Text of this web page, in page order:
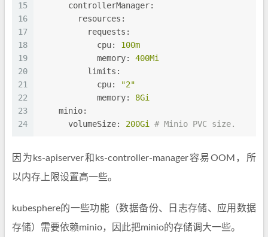
15
16
17
18
19
20
21
22
23
24
controllerManager:
resources:
requests:
cpu:
100m
memory:
400Mi
limits:
cpu:
"2"
memory:
8Gi
minio:
volumeSize:
200Gi # Minio PVC size.
因为ks-apiserver和ks-controller-manager容易OOM，所
以内存上限设置高一些。
kubesphere的一些功能（数据备份、日志存储、应用数据
存储）需要依赖minio，因此把minio的存储调大一些。